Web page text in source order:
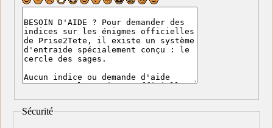
Sécurité